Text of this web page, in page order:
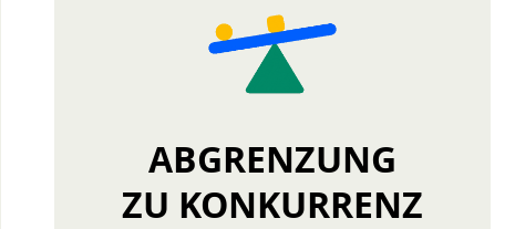
ABGRENZUNG
ZU KONKURRENZ